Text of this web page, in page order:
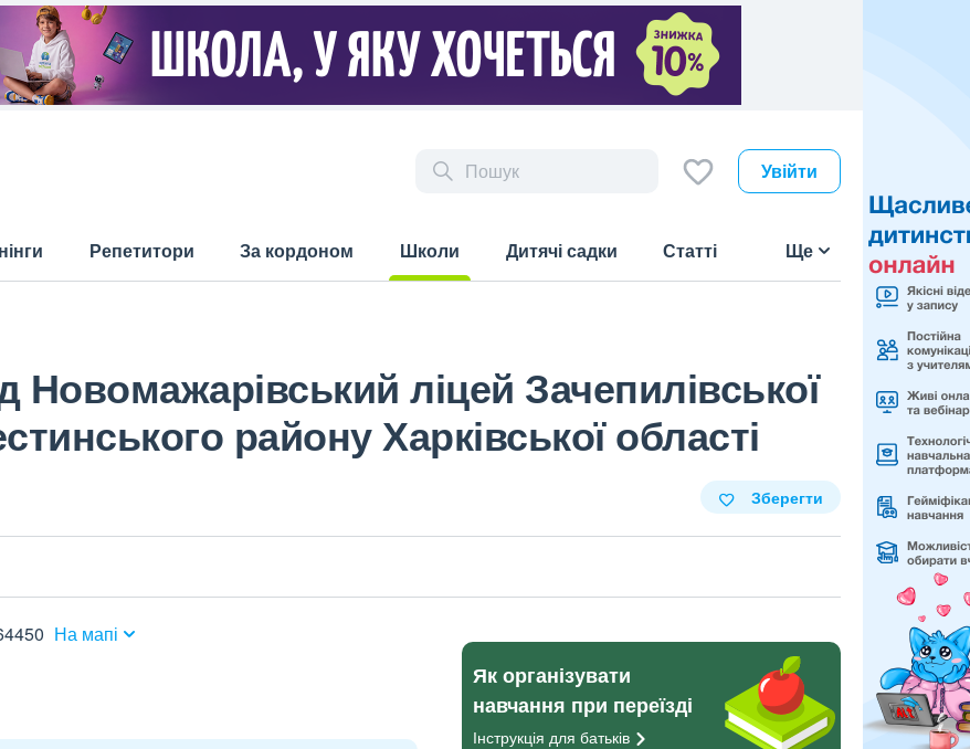
Увійти
Репетитори За кордоном
Школи
Дитячі садки Статті Ще
ліцей Зачепилівської
району Харківської області
Зберегти
На мапі
Як організувати
навчання при переїзді
Інструкція для батьків